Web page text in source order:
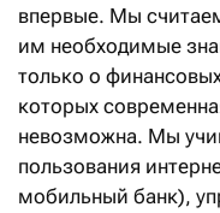
впервые. Мы
им необходимые
только о
которых
невозможна. Мы
пользования
мобильный банк),